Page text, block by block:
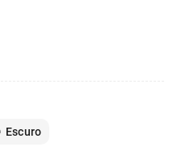
Escuro